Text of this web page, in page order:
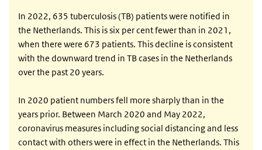
In 2022, 635 tuberculosis (TB) patients were notified in
the Netherlands. This is six per cent fewer than in 2021,
when there were 673 patients. This decline is consistent
with the downward trend in TB cases in the Netherlands
over the past 20 years.
In 2020 patient numbers fell more sharply than in the
years prior. Between March 2020 and May 2022,
coronavirus measures including social distancing and less
contact with others were in effect in the Netherlands. This